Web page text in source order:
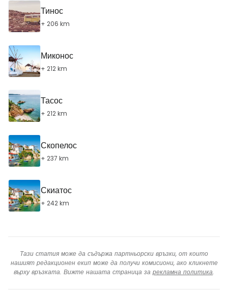
Тинос
+ 206 km
Миконос
+ 212 km
Тасос
+ 212 km
Скопелос
+ 237 km
Скиатос
+ 242 km
Тази статия може да съдържа партньорски връзки, от които
нашият редакционен екип може да получи комисиони, ако кликнете
върху връзката. Вижте нашата страница за рекламна политика.